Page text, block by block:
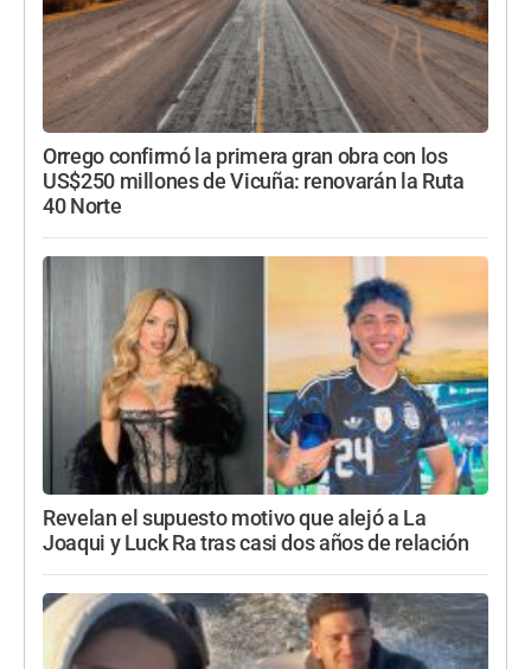
Orrego confirmó la primera gran obra con los
US$250 millones de Vicuña: renovarán la Ruta
40 Norte
Revelan el supuesto motivo que alejó a La
Joaqui y Luck Ra tras casi dos años de relación